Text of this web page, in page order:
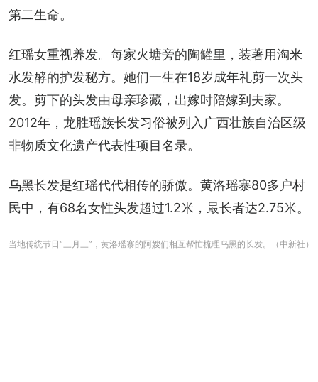
第二生命。
红瑶女重视养发。每家火塘旁的陶罐里，装著用淘米
水发酵的护发秘方。她们一生在18岁成年礼剪一次头
发。剪下的头发由母亲珍藏，出嫁时陪嫁到夫家。
2012年，龙胜瑶族长发习俗被列入广西壮族自治区级
非物质文化遗产代表性项目名录。
乌黑长发是红瑶代代相传的骄傲。黄洛瑶寨80多户村
民中，有68名女性头发超过1.2米，最长者达2.75米。
当地传统节日“三月三”，黄洛瑶寨的阿嫂们相互帮忙梳理乌黑的长发。（中新社）